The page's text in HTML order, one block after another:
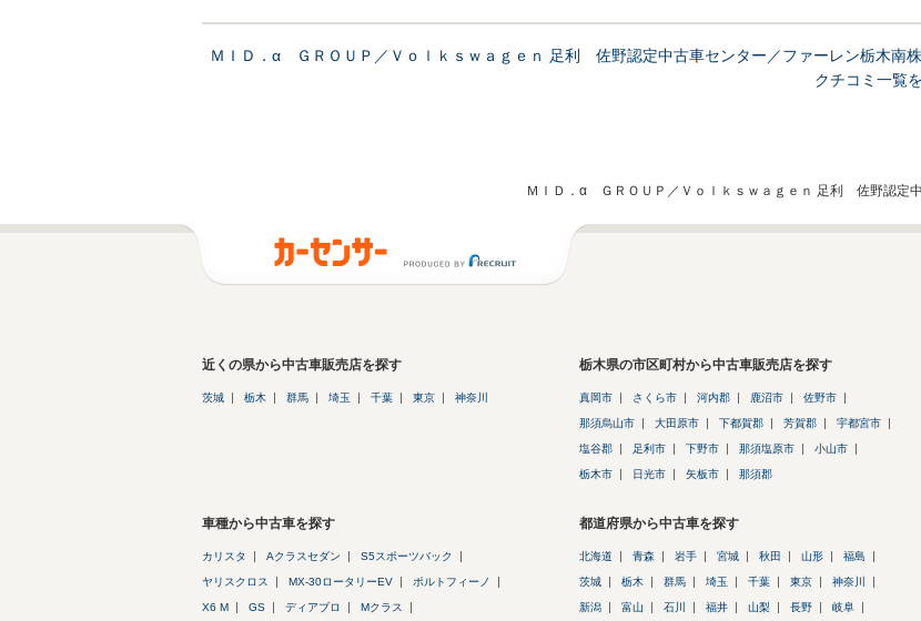
ＭＩＤ．α ＧＲＯＵＰ／Ｖｏｌｋｓｗａｇｅｎ 足利 佐野認定中古車センター／ファーレン栃木南
クチコミ一覧
ＭＩＤ．α ＧＲＯＵＰ／Ｖｏｌｋｓｗａｇｅｎ 足利 佐野認定
近くの県から中古車販売店を探す
茨城 栃木 群馬 埼玉 千葉 東京 神奈川
栃木県の市区町村から中古車販売店を探す
真岡市 さくら市 河内郡 鹿沼市 佐野市
那須烏山市 大田原市 下都賀郡 芳賀郡 宇都宮市
塩谷郡 足利市 下野市 那須塩原市 小山市
栃木市 日光市 矢板市 那須郡
車種から中古車を探す
カリスタ Aクラスセダン S5スポーツバック
ヤリスクロス MX-30ロータリーEV ポルトフィーノ
X6 M GS ディアブロ Mクラス
都道府県から中古車を探す
北海道 青森 岩手 宮城 秋田 山形 福島
茨城 栃木 群馬 埼玉 千葉 東京 神奈川
新潟 富山 石川 福井 山梨 長野 岐阜